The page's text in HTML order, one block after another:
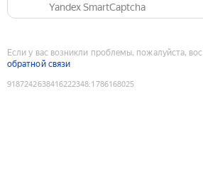
Yandex SmartCaptcha
Если у вас возникли проблемы, пожалуйста,
обратной связи
9187242638416222348:1786168025